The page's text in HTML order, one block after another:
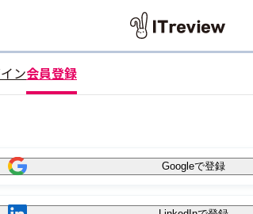
ン会員登録
Googleで登録